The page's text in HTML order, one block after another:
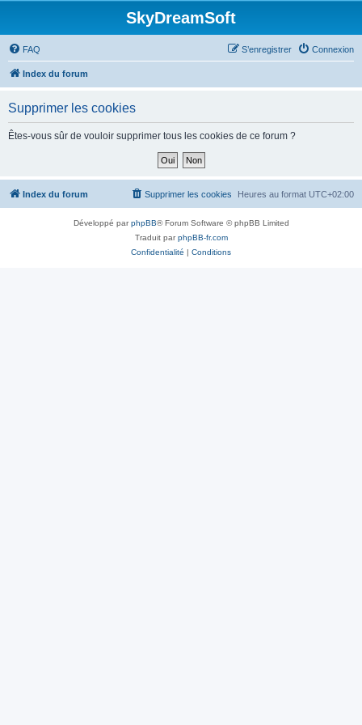
SkyDreamSoft
FAQ Connexion
S’enregistrer
Index du forum
Supprimer les cookies
Êtes-vous sûr de vouloir supprimer tous les cookies de ce forum ?
Index du forum Heures au format UTC+02:00
Supprimer les cookies
Développé parphpBB® Forum Software © phpBB Limited
Traduit parphpBB-fr.com
Confidentialité | Conditions